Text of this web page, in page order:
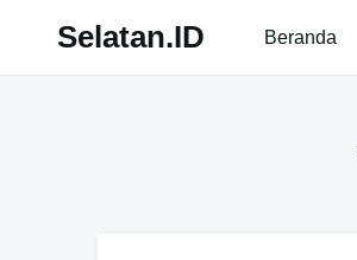
Selatan.ID Beranda